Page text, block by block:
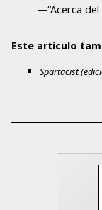
—“Acerca del
Este artículo
Spartacist